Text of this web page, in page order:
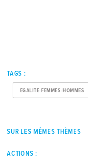
TAGS :
EGALITE-FEMMES-HOMMES
SUR LES MÊMES THÈMES
ACTIONS :